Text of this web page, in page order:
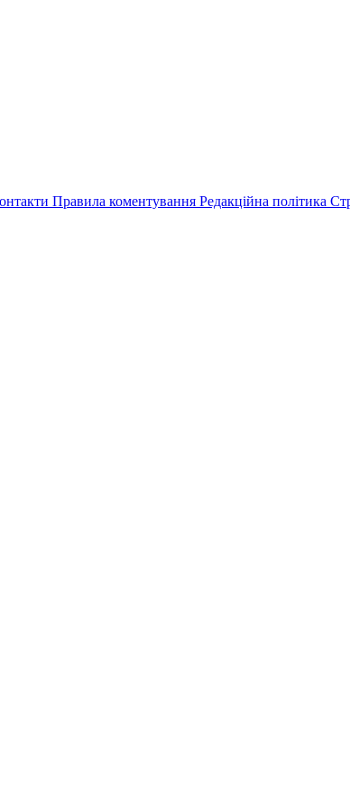
Правила коментування Редакційна політика